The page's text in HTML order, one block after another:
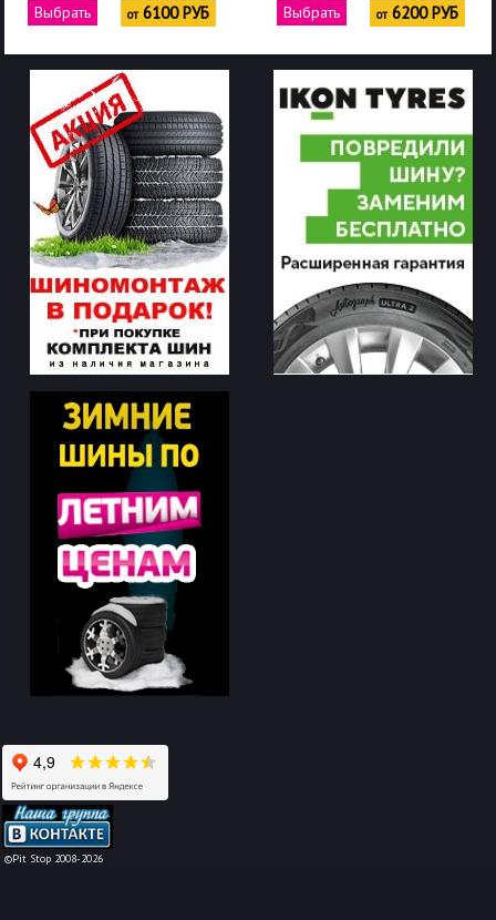
Выбрать от6100 РУБ Выбрать от6200 РУБ
©Pit Stop 2008-2026
-->